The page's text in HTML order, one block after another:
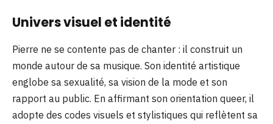
Univers visuel et identité
Pierre ne se contente pas de chanter : il construit un
monde autour de sa musique. Son identité artistique
englobe sa sexualité, sa vision de la mode et son
rapport au public. En affirmant son orientation queer, il
adopte des codes visuels et stylistiques qui reflètent sa